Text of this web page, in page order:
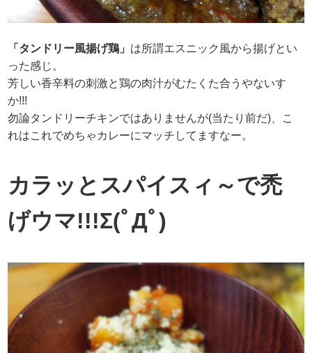
「タンドリー風揚げ鶏」 は所謂エスニック風から揚げとい
った感じ。
芳しい香辛料の刺激と鶏の肉汁がむたくた合うやないす
か!!!
勿論タンドリーチキンではありませんが(当たり前だ)、こ
れはこれでめちゃカレーにマッチしてますなー。
カラッとスパイスィ～で禿
げウマ!!!Σ(ﾟДﾟ)